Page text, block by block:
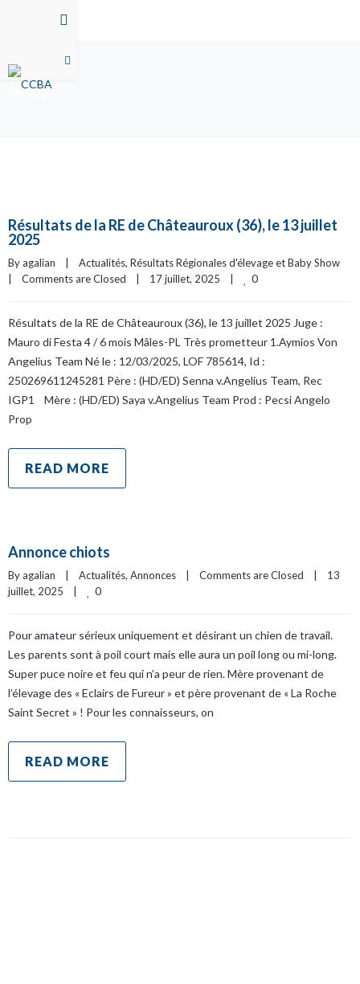
Blog
Résultats de la RE de Châteauroux (36), le 13 juillet
2025
By agalian Actualités, Résultats Régionales d'élevage et Baby Show
Comments are Closed 17 juillet, 2025 0
Résultats de la RE de Châteauroux (36), le 13 juillet 2025 Juge :
Mauro di Festa 4 / 6 mois Mâles-PL Très prometteur 1.Aymios Von
Angelius Team Né le : 12/03/2025, LOF 785614, Id :
250269611245281 Père : (HD/ED) Senna v.Angelius Team, Rec
IGP1 Mère : (HD/ED) Saya v.Angelius Team Prod : Pecsi Angelo
Prop
READ MORE
Annonce chiots
By agalian Actualités, Annonces Comments are Closed
13
juillet, 2025
0
Pour amateur sérieux uniquement et désirant un chien de travail.
Les parents sont à poil court mais elle aura un poil long ou mi-long.
Super puce noire et feu qui n’a peur de rien. Mère provenant de
l’élevage des « Eclairs de Fureur » et père provenant de « La Roche
Saint Secret » ! Pour les connaisseurs, on
READ MORE